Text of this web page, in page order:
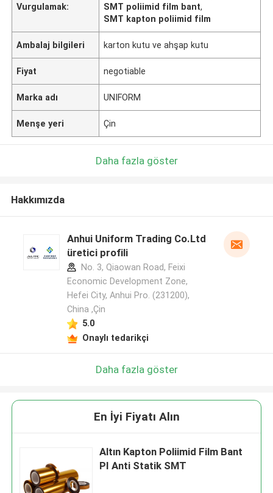
Vurgulamak:
SMT poliimid film bant,
SMT kapton poliimid film
Ambalaj bilgileri karton kutu ve ahşap kutu
Fiyat negotiable
Marka adı UNIFORM
Menşe yeri Çin
Daha fazla göster
Hakkımızda
Anhui Uniform Trading Co.Ltd
üretici profili
No. 3, Qiaowan Road, Feixi
Economic Development Zone,
Hefei City, Anhui Pro. (231200),
China ,Çin
5.0
Onaylı tedarikçi
Daha fazla göster
En İyi Fiyatı Alın
Altın Kapton Poliimid Film Bant
PI Anti Statik SMT